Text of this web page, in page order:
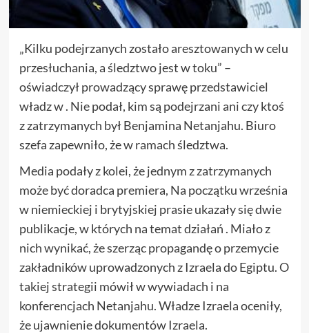
„Kilku podejrzanych zostało aresztowanych w celu
przesłuchania, a śledztwo jest w toku” –
oświadczył prowadzący sprawę przedstawiciel
władz w . Nie podał, kim są podejrzani ani czy ktoś
z zatrzymanych był Benjamina Netanjahu. Biuro
szefa zapewniło, że w ramach śledztwa.
Media podały z kolei, że jednym z zatrzymanych
może być doradca premiera, Na początku września
w niemieckiej i brytyjskiej prasie ukazały się dwie
publikacje, w których na temat działań . Miało z
nich wynikać, że szerząc propagandę o przemycie
zakładników uprowadzonych z Izraela do Egiptu. O
takiej strategii mówił w wywiadach i na
konferencjach Netanjahu. Władze Izraela oceniły,
że ujawnienie dokumentów Izraela.